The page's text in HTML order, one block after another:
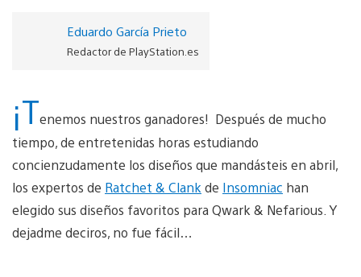
Eduardo García Prieto
Redactor de PlayStation.es
¡Tenemos nuestros ganadores! Después de mucho
tiempo, de entretenidas horas estudiando
concienzudamente los diseños que mandásteis en abril,
los expertos de Ratchet & Clank de Insomniac han
elegido sus diseños favoritos para Qwark & Nefarious. Y
dejadme deciros, no fue fácil…